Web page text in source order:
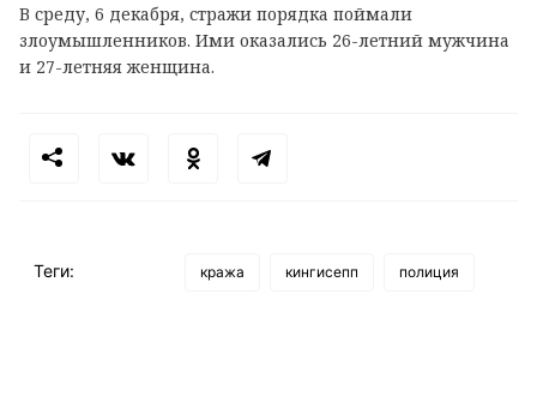
В среду, 6 декабря, стражи порядка поймали
злоумышленников. Ими оказались 26-летний мужчина
и 27-летняя женщина.
Теги: кража кингисепп полиция